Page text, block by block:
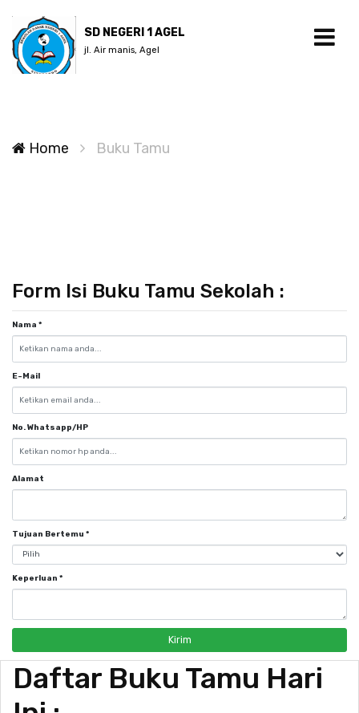
SD NEGERI 1 AGEL
jl. Air manis, Agel
Home Buku Tamu
Form Isi Buku Tamu Sekolah :
Nama *
E-Mail
No. Whatsapp/HP
Alamat
Tujuan Bertemu *
Keperluan *
Kirim
Daftar Buku Tamu Hari